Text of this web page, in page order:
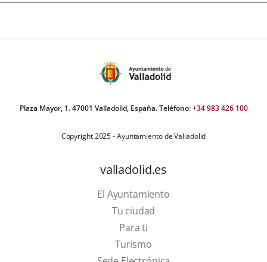
Plaza Mayor, 1. 47001 Valladolid, España. Teléfono:+34 983 426 100
Copyright 2025 - Ayuntamiento de Valladolid
valladolid.es
El Ayuntamiento
Tu ciudad
Para ti
TurismoThis